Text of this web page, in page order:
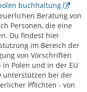
buchhaltung
Beratung von
Personen, die eine
Du findest hier
im Bereich der
von Vorschriften
Polen und in der EU
unterstützen bei der
Pflichten - von